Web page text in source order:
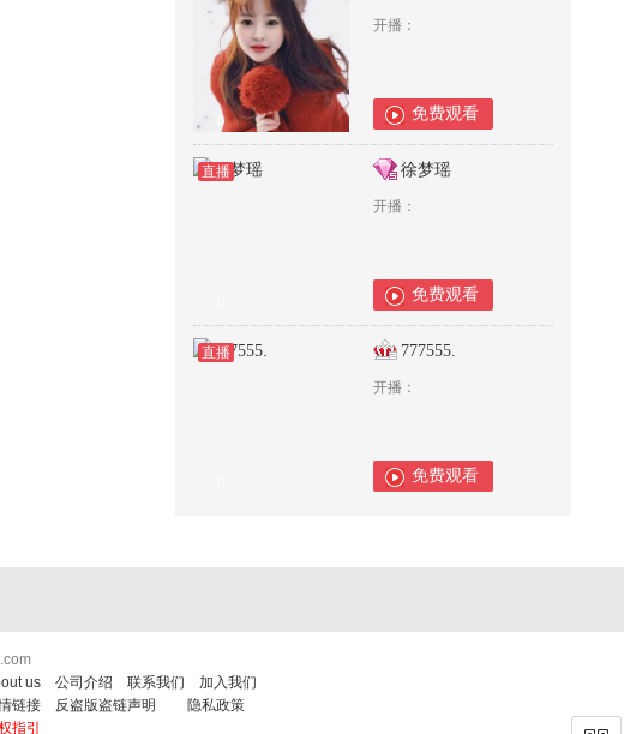
0
开播：
免费观看
直播 徐梦瑶
开播：
免费观看
直播 777555.
开播：
免费观看
us
公司介绍 联系我们
加入我们
链接
反盗版盗链声明
隐私政策
指引